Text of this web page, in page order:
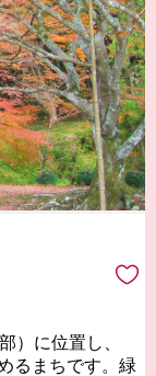
）に位置し、
るまちです。緑